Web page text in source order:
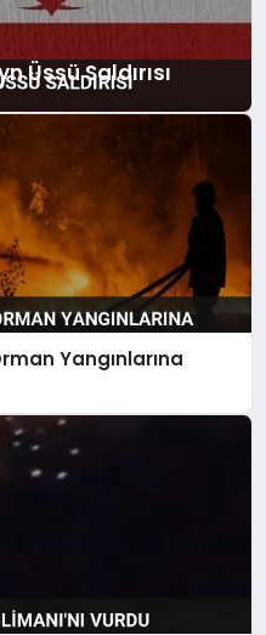
Üssü Saldırısı
Yangınlarına